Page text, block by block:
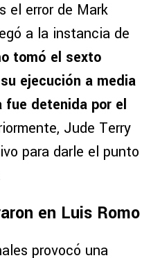
después
aunque logró
error de Mark
a la instancia de
tomó el sexto
ejecución a media
detenida por el
Jude Terry
para darle el punto